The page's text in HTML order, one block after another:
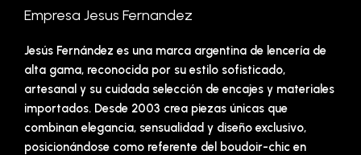
Empresa Jesus Fernandez
Jesús Fernández es una marca argentina de lencería de
alta gama, reconocida por su estilo sofisticado,
artesanal y su cuidada selección de encajes y materiales
importados. Desde 2003 crea piezas únicas que
combinan elegancia, sensualidad y diseño exclusivo,
posicionándose como referente del boudoir-chic en